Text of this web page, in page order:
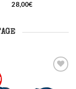
28,00€